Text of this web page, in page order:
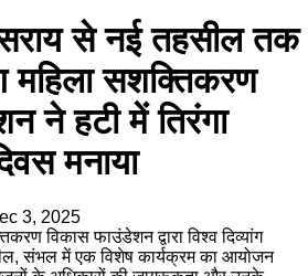
से नई तहसील तक
महिला सशक्तिकरण
ने हटी में तिरंगा
मनाया
3, 2025
विकास फाउंडेशन द्वारा विश्व दिव्यांग
संभल में एक विशेष कार्यक्रम का आयोजन